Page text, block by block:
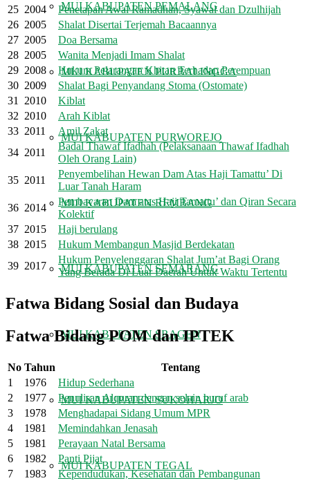
MUI KABUPATEN PEMALANG
MUI KABUPATEN PURBALINGGA
MUI KABUPATEN PURWOREJO
MUI KABUPATEN REMBANG
MUI KABUPATEN SEMARANG
MUI KABUPATEN SRAGEN
MUI KABUPATEN SUKOHARJO
MUI KABUPATEN TEGAL
25 2004
Penetapan Awal Ramadhan, Syawal dan Dzulhijah
26 2005
Shalat Disertai Terjemah Bacaannya
27 2005
Doa Bersama
28 2005
Wanita Menjadi Imam Shalat
29 2008
Hukum Pelarangan Khitan Terhadap Perempuan
30 2009
Shalat Bagi Penyandang Stoma (Ostomate)
31
2010
Kiblat
32 2010
Arah Kiblat
33 2011
Amil Zakat
34 2011
Badal Thawaf Ifadhah (Pelaksanaan Thawaf Ifadhah
Oleh Orang Lain)
35 2011
Penyembelihan Hewan Dam Atas Haji Tamattu’ Di
Luar Tanah Haram
36 2014
Pembayaran Dam atas Haji Tamattu’ dan Qiran Secara
Kolektif
37 2015
Haji berulang
38 2015
Hukum Membangun Masjid Berdekatan
39 2017
Hukum Penyelenggaran Shalat Jum’at Bagi Orang
Yang Berada Di Luar Daerah Untuk Waktu Tertentu
Fatwa Bidang Sosial dan Budaya
Fatwa Bidang POM dan IPTEK
No Tahun
Tentang
1
1976
Hidup Sederhana
2
1977
Penulisan Alquran dengan selain huruf arab
3
1978
Menghadapai Sidang Umum MPR
4
1981
Memindahkan Jenasah
5
1981
Perayaan Natal Bersama
6
1982
Panti Pijat
7
1983
Kependudukan, Kesehatan dan Pembangunan